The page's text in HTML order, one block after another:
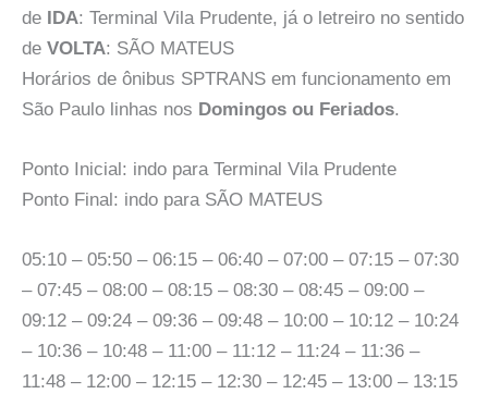
de IDA: Terminal Vila Prudente, já o letreiro no sentido
de VOLTA: SÃO MATEUS
Horários de ônibus SPTRANS em funcionamento em
São Paulo linhas nos Domingos ou Feriados.
Ponto Inicial: indo para Terminal Vila Prudente
Ponto Final: indo para SÃO MATEUS
05:10 – 05:50 – 06:15 – 06:40 – 07:00 – 07:15 – 07:30
– 07:45 – 08:00 – 08:15 – 08:30 – 08:45 – 09:00 –
09:12 – 09:24 – 09:36 – 09:48 – 10:00 – 10:12 – 10:24
– 10:36 – 10:48 – 11:00 – 11:12 – 11:24 – 11:36 –
11:48 – 12:00 – 12:15 – 12:30 – 12:45 – 13:00 – 13:15